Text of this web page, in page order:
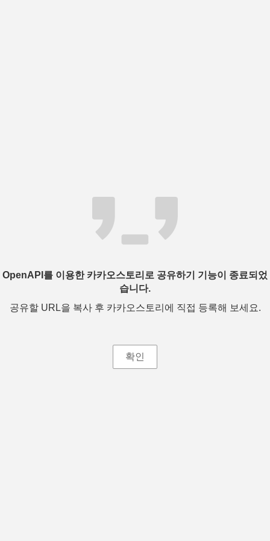
OpenAPI를 이용한 카카오스토리로 공유하기 기능이 종료되었
습니다.
공유할 URL을 복사 후 카카오스토리에 직접 등록해 보세요.
확인